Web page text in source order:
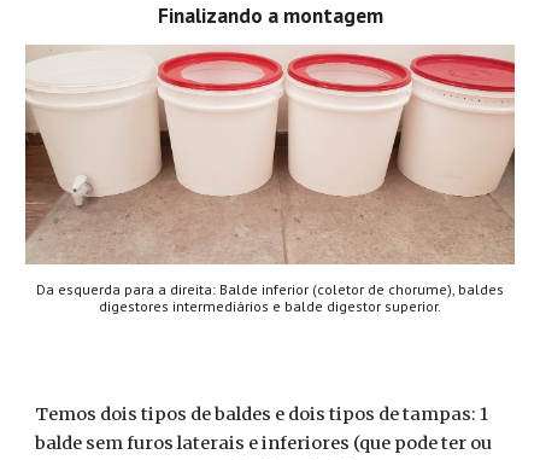
Finalizando a montagem
Da esquerda para a direita: Balde inferior (coletor de chorume), baldes
digestores intermediários e balde digestor superior.
Temos dois tipos de baldes e dois tipos de tampas: 1
balde sem furos laterais e inferiores (que pode ter ou